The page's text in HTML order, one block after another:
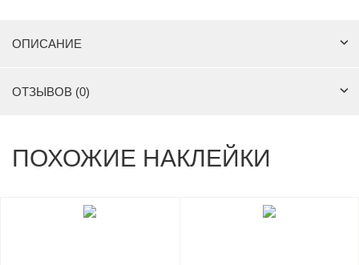
ОПИСАНИЕ
ОТЗЫВОВ (0)
ПОХОЖИЕ НАКЛЕЙКИ